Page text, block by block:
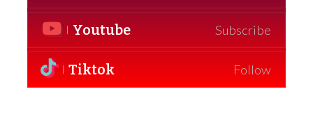
Youtube Subscribe
Tiktok Follow